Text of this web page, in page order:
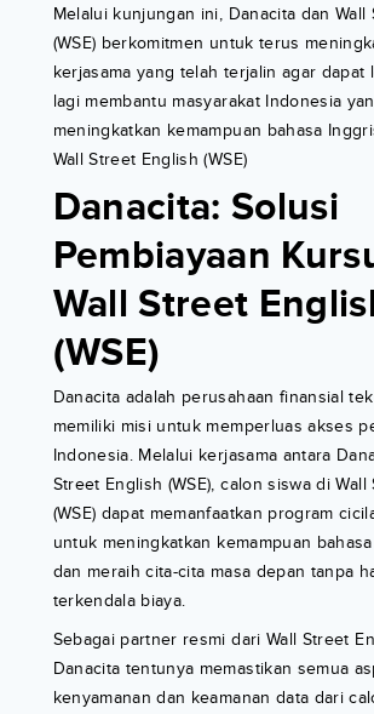
Melalui kunjungan ini, Danacita dan Wall
(WSE) berkomitmen untuk terus
kerjasama yang telah terjalin agar dapat
lagi membantu masyarakat Indonesia
meningkatkan kemampuan bahasa
Wall Street English (WSE)
Danacita: Solusi
Pembiayaan
Wall Street
(WSE)
Danacita adalah perusahaan finansial
memiliki misi untuk memperluas akses
Indonesia. Melalui kerjasama antara
Street English (WSE), calon siswa di
(WSE) dapat memanfaatkan program
untuk meningkatkan kemampuan
dan meraih cita-cita masa depan tanpa
terkendala biaya.
Sebagai partner resmi dari Wall Street
Danacita tentunya memastikan semua
kenyamanan dan keamanan data dari